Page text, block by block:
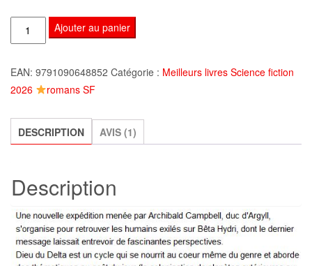
quantité
de
Dieu
du
Tome
2,
Passegué
Ajouter au panier
EAN: 9791090648852 Catégorie : Meilleurs livres Science fiction
2026
romans SF
DESCRIPTION AVIS (1)
Description